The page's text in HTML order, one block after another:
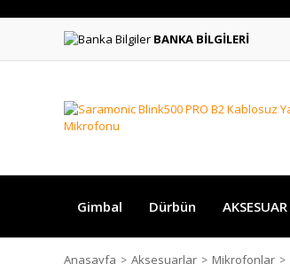
BANKA BİLGİLERİ
Gimbal Dürbün AKSESUAR
Anasayfa Aksesuarlar Mikrofonlar